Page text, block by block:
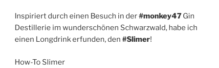
Inspiriert durch einen Besuch in der#monkey47 Gin
Destillerie im wunderschönen Schwarzwald, habe ich
einen Longdrink erfunden, den #Slimer!
How-To Slimer